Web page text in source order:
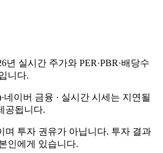
년 실시간 주가와 PER·PBR·배당수
니다.
이버 금융 · 실시간 시세는 지연될
공됩니다.
며 투자 권유가 아닙니다. 투자 결과
인에게 있습니다.